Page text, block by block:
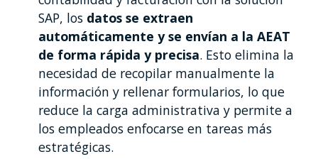
SAP, los datos se extraen
automáticamente y se envían a la AEAT
de forma rápida y precisa. Esto elimina la
necesidad de recopilar manualmente la
información y rellenar formularios, lo que
reduce la carga administrativa y permite a
los empleados enfocarse en tareas más
estratégicas.